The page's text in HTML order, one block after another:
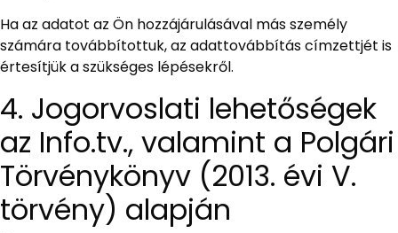
Ha az adatot az Ön hozzájárulásával más személy
számára továbbítottuk, az adattovábbítás címzettjét is
értesítjük a szükséges lépésekről.
4. Jogorvoslati lehetőségek
az Info.tv., valamint a Polgári
Törvénykönyv (2013. évi V.
törvény) alapján